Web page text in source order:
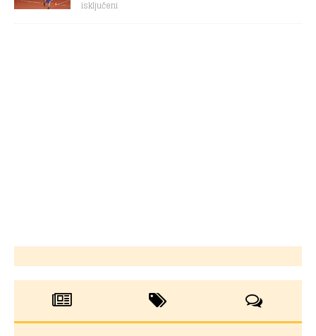
isključeni